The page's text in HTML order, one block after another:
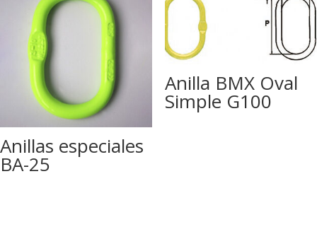
Anillas especiales
BA-25
Anilla BMX Oval
Simple G100